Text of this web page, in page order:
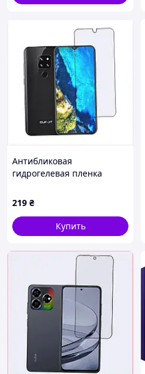
Антибликовая
гидрогелевая пленка
6H934T815C
219 ₴
Купить